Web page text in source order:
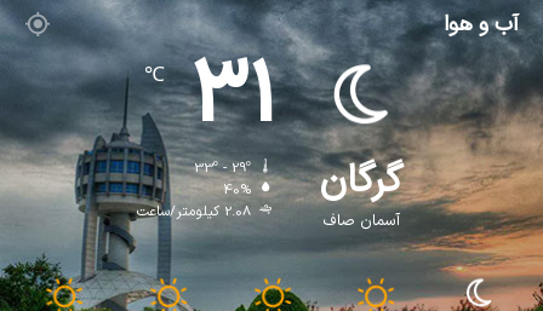
آب و هوا
گرگان
آسمان صاف
31
℃
33º - 29º
40%
2.08 کیلومتر/ساعت